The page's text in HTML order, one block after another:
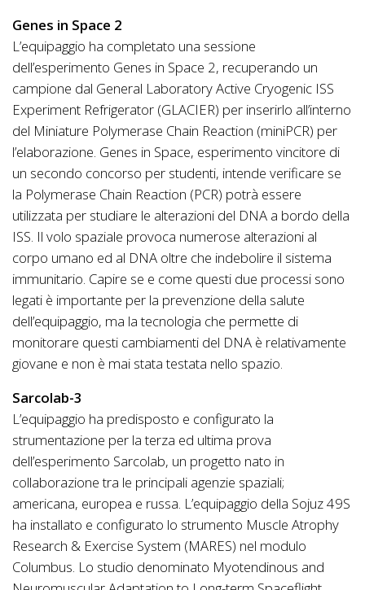
Genes in Space 2
L’equipaggio ha completato una sessione
dell’esperimento Genes in Space 2, recuperando un
campione dal General Laboratory Active Cryogenic ISS
Experiment Refrigerator (GLACIER) per inserirlo all’interno
del Miniature Polymerase Chain Reaction (miniPCR) per
l’elaborazione. Genes in Space, esperimento vincitore di
un secondo concorso per studenti, intende verificare se
la Polymerase Chain Reaction (PCR) potrà essere
utilizzata per studiare le alterazioni del DNA a bordo della
ISS. Il volo spaziale provoca numerose alterazioni al
corpo umano ed al DNA oltre che indebolire il sistema
immunitario. Capire se e come questi due processi sono
legati è importante per la prevenzione della salute
dell’equipaggio, ma la tecnologia che permette di
monitorare questi cambiamenti del DNA è relativamente
giovane e non è mai stata testata nello spazio.
Sarcolab-3
L’equipaggio ha predisposto e configurato la
strumentazione per la terza ed ultima prova
dell’esperimento Sarcolab, un progetto nato in
collaborazione tra le principali agenzie spaziali;
americana, europea e russa. L’equipaggio della Sojuz 49S
ha installato e configurato lo strumento Muscle Atrophy
Research & Exercise System (MARES) nel modulo
Columbus. Lo studio denominato Myotendinous and